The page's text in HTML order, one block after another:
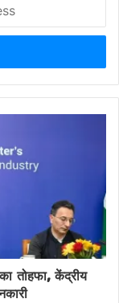
तोहफा, केंद्रीय